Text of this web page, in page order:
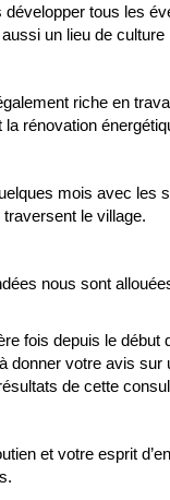
tous les
un lieu de culture
riche en
rénovation
mois avec les
traversent le village.
nous sont
fois depuis le
donner votre avis
de cette
et votre esprit